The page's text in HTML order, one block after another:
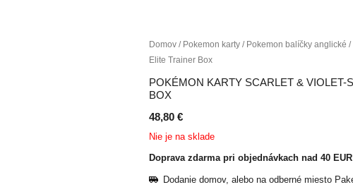
Domov / Pokemon karty / Pokemon balíčky anglické /
Elite Trainer Box
POKÉMON KARTY SCARLET & VIOLET-
BOX
48,80 €
Nie je na sklade
Doprava zdarma pri objednávkach nad 40
Dodanie domov, alebo na odberné miesto